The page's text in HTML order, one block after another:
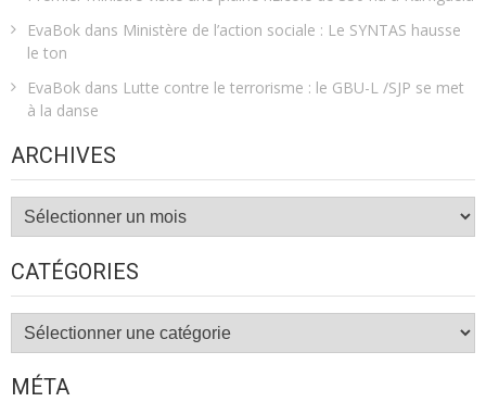
EvaBok dans Ministère de l’action sociale : Le SYNTAS hausse
le ton
EvaBok dans Lutte contre le terrorisme : le GBU-L /SJP se met
à la danse
ARCHIVES
Archives
CATÉGORIES
Catégories
MÉTA